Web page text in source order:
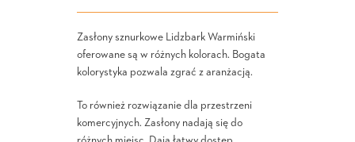
Zasłony sznurkowe Lidzbark Warmiński
oferowane są w różnych kolorach. Bogata
kolorystyka pozwala zgrać z aranżacją.
To również rozwiązanie dla przestrzeni
komercyjnych. Zasłony nadają się do